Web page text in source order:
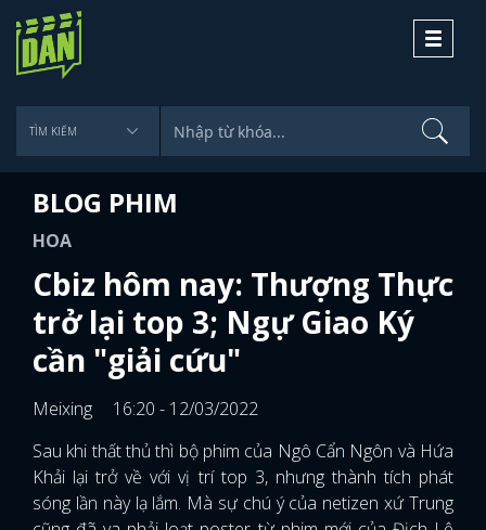
Toggle
BLOG PHIM
HOA
Cbiz hôm nay: Thượng Thực
trở lại top 3; Ngự Giao Ký
cần "giải cứu"
Meixing
16:20 - 12/03/2022
Sau khi thất thủ thì bộ phim của Ngô Cẩn Ngôn và Hứa
Khải lại trở về với vị trí top 3, nhưng thành tích phát
sóng lần này lạ lắm. Mà sự chú ý của netizen xứ Trung